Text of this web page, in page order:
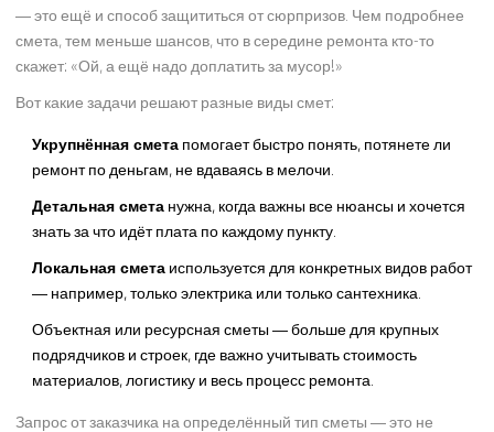
— это ещё и способ защититься от сюрпризов. Чем подробнее
смета, тем меньше шансов, что в середине ремонта кто-то
скажет: «Ой, а ещё надо доплатить за мусор!»
Вот какие задачи решают разные виды смет:
Укрупнённая смета помогает быстро понять, потянете ли
ремонт по деньгам, не вдаваясь в мелочи.
Детальная смета нужна, когда важны все нюансы и хочется
знать за что идёт плата по каждому пункту.
Локальная смета используется для конкретных видов работ
— например, только электрика или только сантехника.
Объектная или ресурсная сметы — больше для крупных
подрядчиков и строек, где важно учитывать стоимость
материалов, логистику и весь процесс ремонта.
Запрос от заказчика на определённый тип сметы — это не